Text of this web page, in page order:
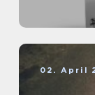
02. April